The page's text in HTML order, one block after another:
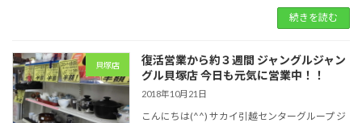
続きを読む
貝塚店
復活営業から約３週間 ジャングルジャン
グル貝塚店 今日も元気に営業中！！
2018年10月21日
こんにちは(^^) サカイ引越センターグループ ジ